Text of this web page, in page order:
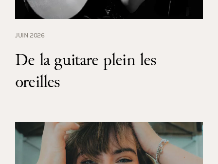
JUIN 2026
De la guitare plein les
oreilles